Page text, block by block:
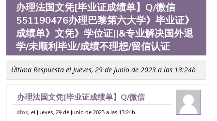
办理法国文凭[毕业证成绩单】Q/微信
551190476办理巴黎第六大学》毕业证》
成绩单》文凭》学位证||&专业解决国外退
学/未顺利毕业/成绩不理想/留信认证
Última Respuesta el Jueves, 29 de Junio de 2023 a las 13:24h
办理法国文凭[毕业证成绩单】Q/微信
551190476办理巴黎第六大学》毕业证》
dfns , el Jueves, 29 de Junio de 2023 a las 13:24h